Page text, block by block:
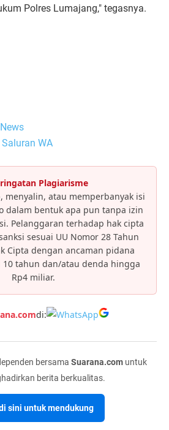
Polres Lumajang," tegasnya.
Saluran WA
Plagiarisme
menyalin, atau memperbanyak isi
dalam bentuk apa pun tanpa izin
Pelanggaran terhadap hak cipta
sesuai UU Nomor 28 Tahun
Cipta dengan ancaman pidana
10 tahun dan/atau denda hingga
Rp4 miliar.
di:
bersama Suarana.comuntuk
berita berkualitas.
sini untuk mendukung